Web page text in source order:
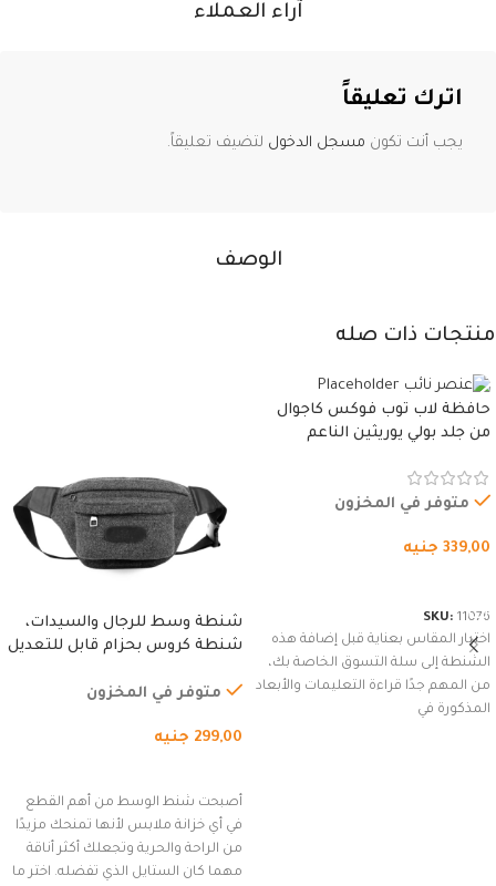
الوصف
آراء العملاء
اترك تعليقاً
يجب أنت تكون مسجل الدخول لتضيف تعليقاً.
منتجات ذات صله
حافظة لاب توب فوكس كاجوال
من جلد بولي يوريثين الناعم
وسوستة.
متوفر في المخزون
339,00 جنيه
SKU: 11076
اختيار المقاس بعناية قبل إضافة هذه
الشنطة إلى سلة التسوق الخاصة بك،
من المهم جدًا قراءة التعليمات والأبعاد
المذكورة في
شنطة وسط للرجال والسيدات،
شنطة كروس بحزام قابل للتعديل
السفر، الجري العادي، المشي
(رمادي)
متوفر في المخزون
299,00 جنيه
أصبحت شنط الوسط من أهم القطع
في أي خزانة ملابس لأنها تمنحك مزيدًا
من الراحة والحرية وتجعلك أكثر أناقة
مهما كان الستايل الذي تفضله. اختر ما